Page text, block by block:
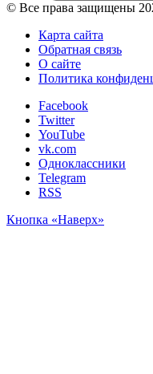
© Все права защищены
Карта сайта
Обратная связь
О сайте
Политика
Facebook
Twitter
YouTube
vk.com
Одноклассники
Telegram
RSS
Кнопка «Наверх»